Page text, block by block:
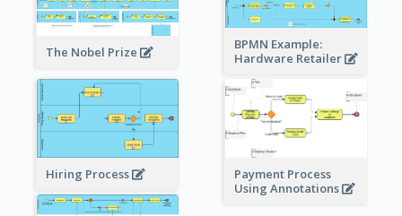
BPMN Example:
Hardware Retailer
The Nobel Prize
Hiring Process
Payment Process
Using Annotations